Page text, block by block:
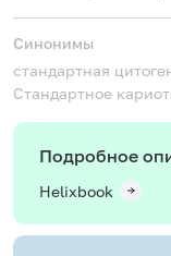
Синонимы
стандартная
Стандартное
Подробное
Helixbook